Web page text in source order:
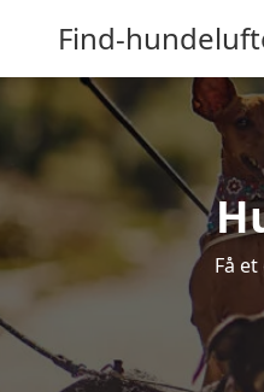
Find-
Få